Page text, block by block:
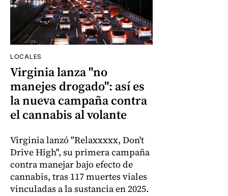
LOCALES
Virginia lanza "no
manejes drogado": así es
la nueva campaña contra
el cannabis al volante
Virginia lanzó "Relaxxxxx, Don't
Drive High", su primera campaña
contra manejar bajo efecto de
cannabis, tras 117 muertes viales
vinculadas a la sustancia en 2025.